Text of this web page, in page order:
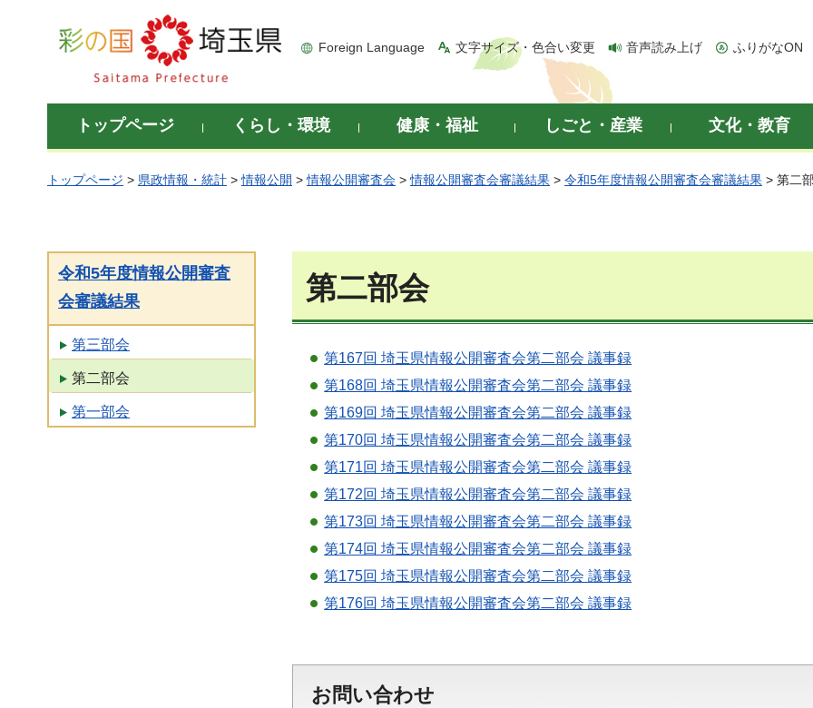
彩の国 埼玉県
Foreign Language 文字サイズ・色合い変更 音声読み上げ ふりがなON
トップページ くらし・環境 健康・福祉 しごと・産業 文化・教育
トップページ > 県政情報・統計 >情報公開 >情報公開審査会 >情報公開審査会審議結果 > 令和5年度情報公開審査会審議結果 > 第二
令和5年度情報公開審査
会審議結果
第三部会
第二部会
第一部会
第二部会
第167回 埼玉県情報公開審査会第二部会 議事録
第168回 埼玉県情報公開審査会第二部会 議事録
第169回 埼玉県情報公開審査会第二部会 議事録
第170回 埼玉県情報公開審査会第二部会 議事録
第171回 埼玉県情報公開審査会第二部会 議事録
第172回 埼玉県情報公開審査会第二部会 議事録
第173回 埼玉県情報公開審査会第二部会 議事録
第174回 埼玉県情報公開審査会第二部会 議事録
第175回 埼玉県情報公開審査会第二部会 議事録
第176回 埼玉県情報公開審査会第二部会 議事録
お問い合わせ